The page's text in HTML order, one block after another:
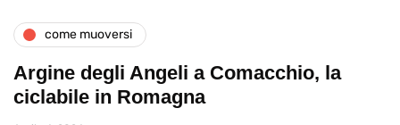
come muoversi
Argine degli Angeli a Comacchio, la
ciclabile in Romagna